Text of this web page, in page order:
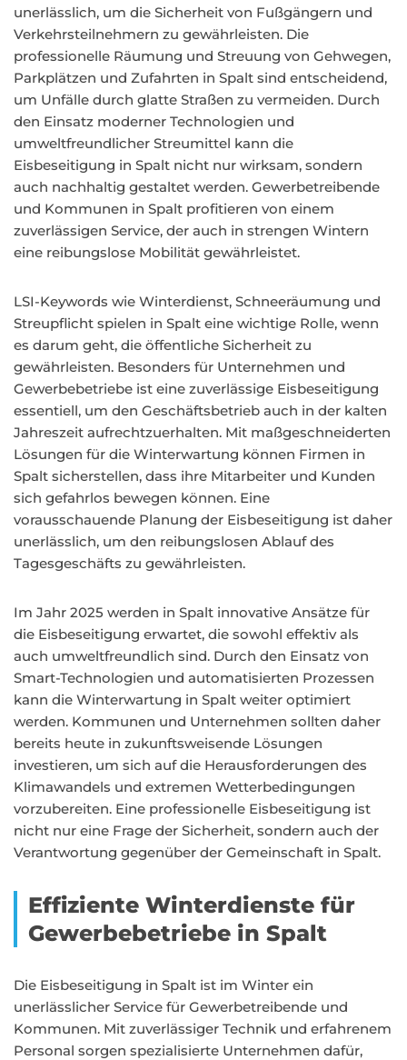
unerlässlich, um die Sicherheit von Fußgängern und
Verkehrsteilnehmern zu gewährleisten. Die
professionelle Räumung und Streuung von Gehwegen,
Parkplätzen und Zufahrten in Spalt sind entscheidend,
um Unfälle durch glatte Straßen zu vermeiden. Durch
den Einsatz moderner Technologien und
umweltfreundlicher Streumittel kann die
Eisbeseitigung in Spalt nicht nur wirksam, sondern
auch nachhaltig gestaltet werden. Gewerbetreibende
und Kommunen in Spalt profitieren von einem
zuverlässigen Service, der auch in strengen Wintern
eine reibungslose Mobilität gewährleistet.
LSI-Keywords wie Winterdienst, Schneeräumung und
Streupflicht spielen in Spalt eine wichtige Rolle, wenn
es darum geht, die öffentliche Sicherheit zu
gewährleisten. Besonders für Unternehmen und
Gewerbebetriebe ist eine zuverlässige Eisbeseitigung
essentiell, um den Geschäftsbetrieb auch in der kalten
Jahreszeit aufrechtzuerhalten. Mit maßgeschneiderten
Lösungen für die Winterwartung können Firmen in
Spalt sicherstellen, dass ihre Mitarbeiter und Kunden
sich gefahrlos bewegen können. Eine
vorausschauende Planung der Eisbeseitigung ist daher
unerlässlich, um den reibungslosen Ablauf des
Tagesgeschäfts zu gewährleisten.
Im Jahr 2025 werden in Spalt innovative Ansätze für
die Eisbeseitigung erwartet, die sowohl effektiv als
auch umweltfreundlich sind. Durch den Einsatz von
Smart-Technologien und automatisierten Prozessen
kann die Winterwartung in Spalt weiter optimiert
werden. Kommunen und Unternehmen sollten daher
bereits heute in zukunftsweisende Lösungen
investieren, um sich auf die Herausforderungen des
Klimawandels und extremen Wetterbedingungen
vorzubereiten. Eine professionelle Eisbeseitigung ist
nicht nur eine Frage der Sicherheit, sondern auch der
Verantwortung gegenüber der Gemeinschaft in Spalt.
Effiziente Winterdienste für
Gewerbebetriebe in Spalt
Die Eisbeseitigung in Spalt ist im Winter ein
unerlässlicher Service für Gewerbetreibende und
Kommunen. Mit zuverlässiger Technik und erfahrenem
Personal sorgen spezialisierte Unternehmen dafür,